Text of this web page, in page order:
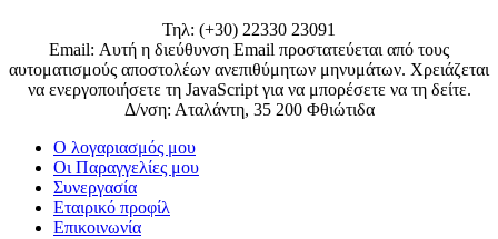
Τηλ: (+30) 22330 23091
Email: Αυτή η διεύθυνση Email προστατεύεται από τους
αυτοματισμούς αποστολέων ανεπιθύμητων μηνυμάτων. Χρειάζεται
να ενεργοποιήσετε τη JavaScript για να μπορέσετε να τη δείτε.
Δ/νση: Αταλάντη, 35 200 Φθιώτιδα
Ο λογαριασμός μου
Οι Παραγγελίες μου
Συνεργασία
Εταιρικό προφίλ
Επικοινωνία